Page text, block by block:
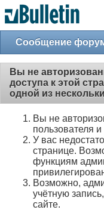
Сообщение
Вы не
доступа к этой
одной из
Вы не
пользователя
У вас
странице.
функциям
Возможно,
учётную
сайте.